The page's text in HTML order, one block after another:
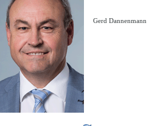
Gerd Dannenmann